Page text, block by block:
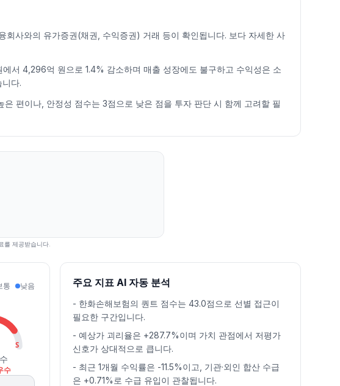
사와의 유가증권(채권, 수익증권) 거래 등이 확인됩니다. 보다 자세한 사
서 4,296억 원으로 1.4% 감소하며 매출 성장에도 불구하고 수익성은 소
다.
편이나, 안정성 점수는 3점으로 낮은 점을 투자 판단 시 함께 고려할 필
를 제공받습니다.
통 낮음
S
수
주요 지표 AI 자동 분석
- 한화손해보험의 퀀트 점수는 43.0점으로 선별 접근이
필요한 구간입니다.
-예상가 괴리율은 +287.7%이며 가치 관점에서 저평가
신호가 상대적으로 큽니다.
- 최근 1개월 수익률은 -11.5%이고, 기관·외인 합산 수급
은 +0.71%로 수급 유입이 관찰됩니다.